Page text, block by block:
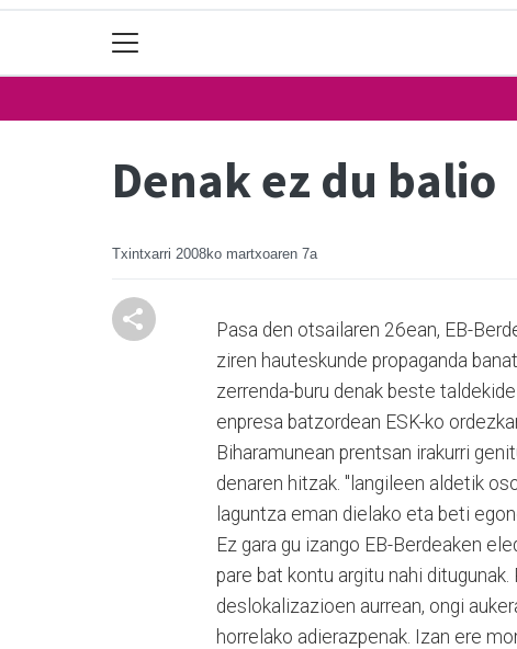
Denak ez du balio
Txintxarri 2008ko martxoaren 7a
Pasa den otsailaren 26ean, EB-
ziren hauteskunde propaganda
zerrenda-buru denak beste
enpresa batzordean ESK-ko
Biharamunean prentsan irakurri
denaren hitzak. "langileen aldetik
laguntza eman dielako eta beti
Ez gara gu izango EB-Berdeaken
pare bat kontu argitu nahi
deslokalizazioen aurrean, ongi
horrelako adierazpenak. Izan ere